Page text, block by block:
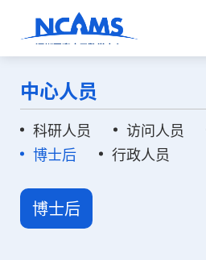
中心人员
科研人员 访问人员
博士后
行政人员
博士后